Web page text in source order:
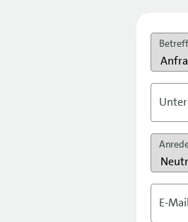
Betreff
E-